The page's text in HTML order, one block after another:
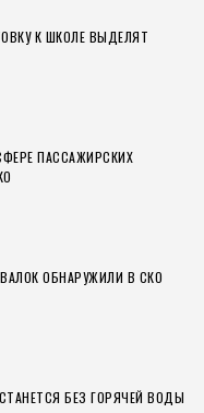
К ШКОЛЕ ВЫДЕЛЯТ
ПАССАЖИРСКИХ
ОБНАРУЖИЛИ В СКО
БЕЗ ГОРЯЧЕЙ ВОДЫ